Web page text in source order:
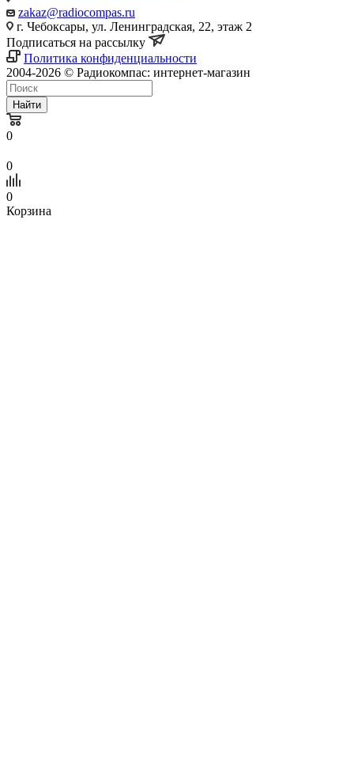
zakaz@radiocompas.ru
г. Чебоксары, ул. Ленинградская, 22, этаж 2
Подписаться на рассылку
Политика конфиденциальности
2004-2026 © Радиокомпас: интернет-магазин
Найти
0
0
0
Корзина